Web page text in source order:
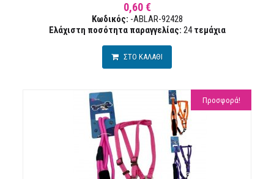
0,60 €
Κωδικός: -ABLAR-92428
Ελάχιστη ποσότητα παραγγελίας: 24τεμάχια
ΣΤΟ ΚΑΛΑΘΙ
Προσφορά!